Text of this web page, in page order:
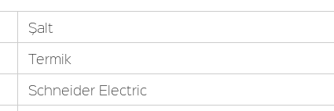
Şalt
Termik
Schneider Electric